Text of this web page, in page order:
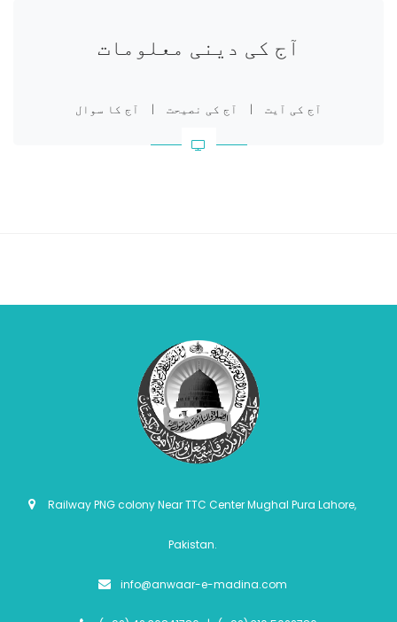
آج کی دینی معلومات
آج کی آیت | آج کی نصیحت | آج کا سوال
Railway PNG colony Near TTC Center Mughal Pura Lahore,
Pakistan.
info@anwaar-e-madina.com